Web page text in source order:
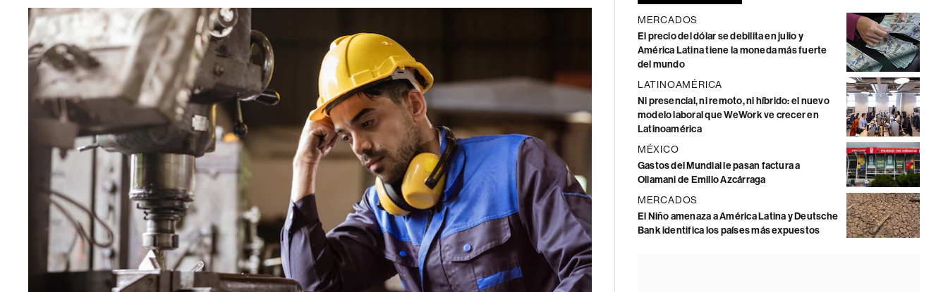
MERCADOS
El precio del dólar se debilita en julio y
América Latina tiene la moneda más fuerte
del mundo
LATINOAMÉRICA
Ni presencial, ni remoto, ni híbrido: el nuevo
modelo laboral que WeWork ve crecer en
Latinoamérica
MÉXICO
Gastos del Mundial le pasan factura a
Ollamani de Emilio Azcárraga
MERCADOS
El Niño amenaza a América Latina y Deutsche
Bank identifica los países más expuestos